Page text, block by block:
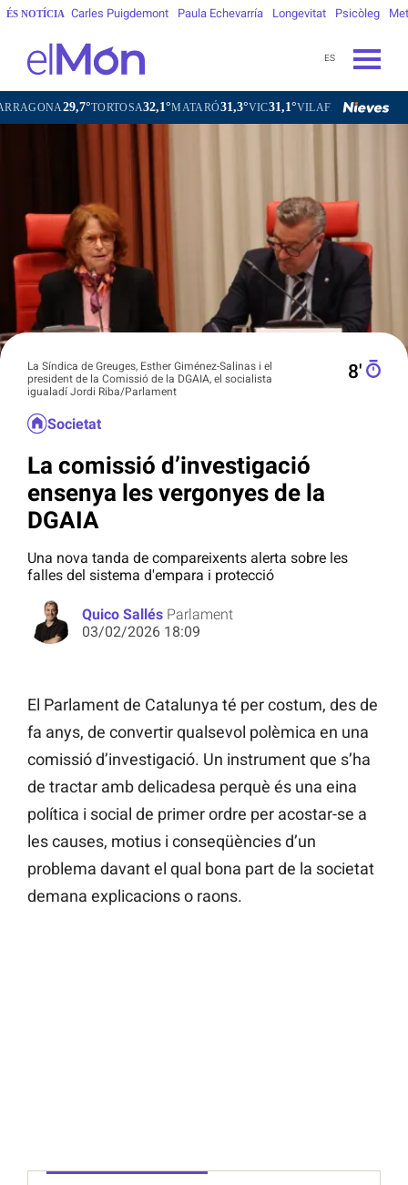
ÉS NOTÍCIA Carles Puigdemont Paula Echevarría Longevitat Psicòleg
ES
TORTOSA32,1°MATARÓ31,3°VIC31,1°VILAFRANCA DEL PENEDÈS30,6°
La Síndica de Greuges, Esther Giménez-Salinas i el
president de la Comissió de la DGAIA, el socialista
igualadí Jordi Riba/Parlament
8′
Societat
La comissió d’investigació
ensenya les vergonyes de la
DGAIA
Una nova tanda de compareixents alerta sobre les
falles del sistema d'empara i protecció
Quico Sallés Parlament
03/02/2026 18:09
El Parlament de Catalunya té per costum, des de
fa anys, de convertir qualsevol polèmica en una
comissió d’investigació. Un instrument que s’ha
de tractar amb delicadesa perquè és una eina
política i social de primer ordre per acostar-se a
les causes, motius i conseqüències d’un
problema davant el qual bona part de la societat
demana explicacions o raons.